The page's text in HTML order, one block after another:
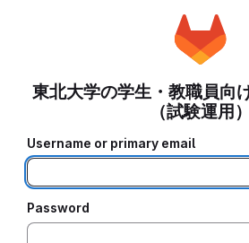
東北大学の学生・教職員向
（試験運用）
Username or primary email
Password